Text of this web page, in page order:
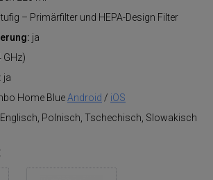
– Primärfilter und HEPA-Design Filter
ja
GHz)
ja
Home BlueAndroid / iOS
Englisch, Polnisch, Tschechisch, Slowakisch